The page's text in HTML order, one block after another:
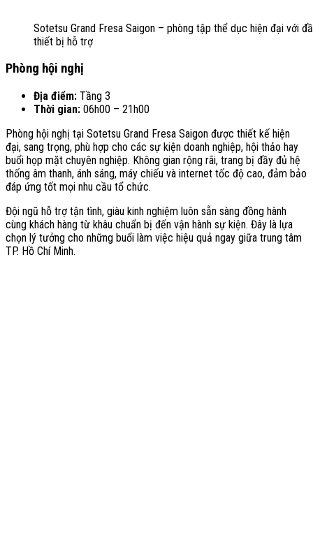
Sotetsu Grand Fresa Saigon – phòng tập thể dục hiện đại với
thiết bị hỗ trợ
Phòng hội nghị
Địa điểm: Tầng 3
Thời gian: 06h00 – 21h00
Phòng hội nghị tại Sotetsu Grand Fresa Saigon được thiết kế hiện
đại, sang trọng, phù hợp cho các sự kiện doanh nghiệp, hội thảo hay
buổi họp mặt chuyên nghiệp. Không gian rộng rãi, trang bị đầy đủ hệ
thống âm thanh, ánh sáng, máy chiếu và internet tốc độ cao, đảm bảo
đáp ứng tốt mọi nhu cầu tổ chức.
Đội ngũ hỗ trợ tận tình, giàu kinh nghiệm luôn sẵn sàng đồng hành
cùng khách hàng từ khâu chuẩn bị đến vận hành sự kiện. Đây là lựa
chọn lý tưởng cho những buổi làm việc hiệu quả ngay giữa trung tâm
TP. Hồ Chí Minh.